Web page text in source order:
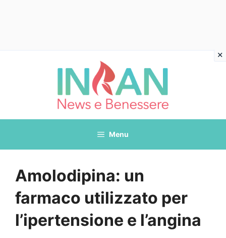
Menu
Amolodipina: un
farmaco utilizzato per
l’ipertensione e l’angina